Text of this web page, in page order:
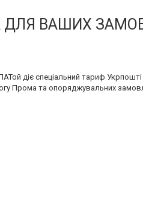
ДЛЯ ВАШИХ
діє спеціальний тариф Укрпошті
Прома та опоряджувальних